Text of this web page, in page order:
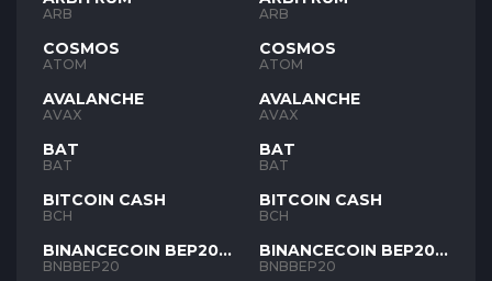
ARB
COSMOS
ATOM
AVALANCHE
AVAX
BAT
BAT
BITCOIN CASH
BCH
BINANCECOIN BEP20
BNB
BNBBEP20
ARB
COSMOS
ATOM
AVALANCHE
AVAX
BAT
BAT
BITCOIN CASH
BCH
BINANCECOIN BEP20
BNB
BNBBEP20